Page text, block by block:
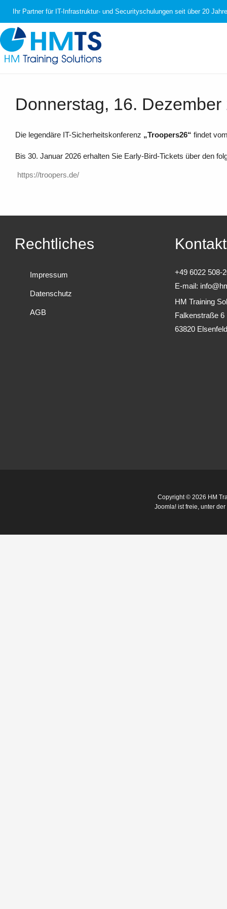
Ihr Partner für IT-Infrastruktur- und Securityschulungen seit über 20
Donnerstag, 16. Dezember
Die legendäre IT-Sicherheitskonferenz „Troopers26“ findet
Bis 30. Januar 2026 erhalten Sie Early-Bird-Tickets über den
https://troopers.de/
Rechtliches
Impressum
Datenschutz
AGB
Kontakt
+49 6022 508-
E-mail:
HM Training
Falkenstraße 6
63820 Elsenfeld
Copyright © 2026 HM
Joomla! ist freie, unter der